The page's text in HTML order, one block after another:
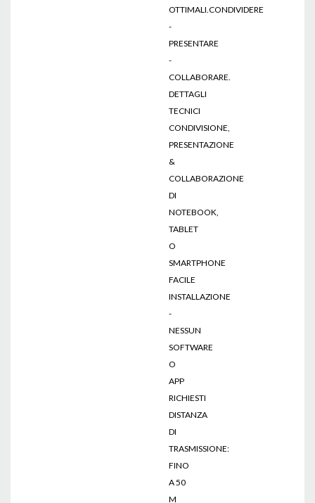
OTTIMALI.CONDIVIDERE
-
PRESENTARE
-
COLLABORARE.
DETTAGLI
TECNICI
CONDIVISIONE,
PRESENTAZIONE
&
COLLABORAZIONE
DI
NOTEBOOK,
TABLET
O
SMARTPHONE
FACILE
INSTALLAZIONE
-
NESSUN
SOFTWARE
O
APP
RICHIESTI
DISTANZA
DI
TRASMISSIONE:
FINO
A 50
M